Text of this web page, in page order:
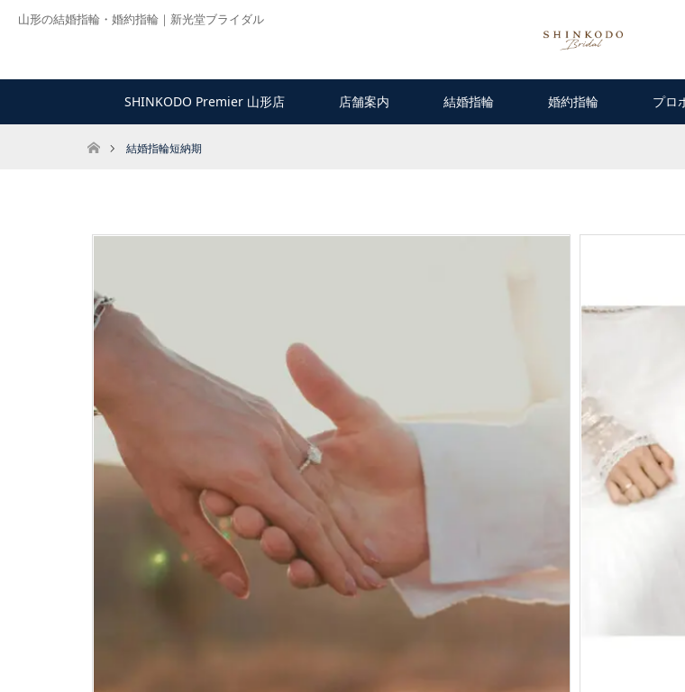
山形の結婚指輪・婚約指輪｜新光堂ブライダル
SHINKODO Premier 山形店 店舗案内 結婚指輪 婚約指輪 プロ
ホーム結婚指輪短納期